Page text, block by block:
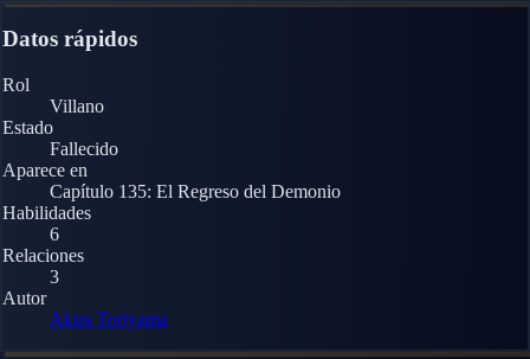
Datos rápidos
Rol
Villano
Estado
Fallecido
Aparece en
Capítulo 135: El Regreso del Demonio
Habilidades
6
Relaciones
3
Autor
Akira Toriyama